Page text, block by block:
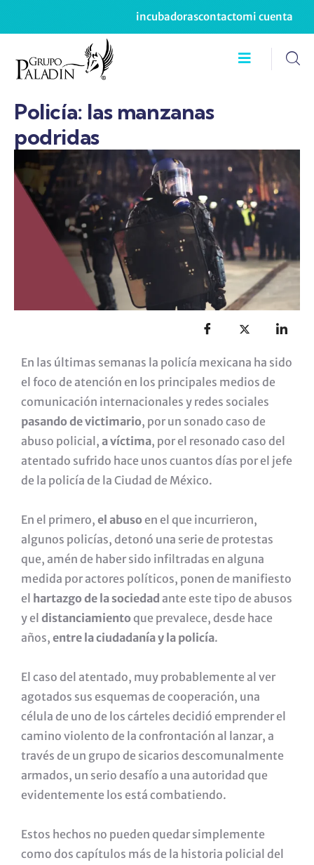
incubadorascontactomi cuenta
Policía: las manzanas
podridas
En las últimas semanas la policía mexicana ha sido
el foco de atención en los principales medios de
comunicación internacionales y redes sociales
pasando de victimario, por un sonado caso de
abuso policial, a víctima, por el resonado caso del
atentado sufrido hace unos cuantos días por el jefe
de la policía de la Ciudad de México.
En el primero, el abusoen el que incurrieron,
algunos policías, detonó una serie de protestas
que, amén de haber sido infiltradas en alguna
medida por actores políticos, ponen de manifiesto
el hartazgo de la sociedad ante este tipo de abusos
y el distanciamientoque prevalece, desde hace
años, entre la ciudadanía y la policía.
El caso del atentado, muy probablemente al ver
agotados sus esquemas de cooperación, una
célula de uno de los cárteles decidió emprender el
camino violento de la confrontación al lanzar, a
través de un grupo de sicarios descomunalmente
armados, un serio desafío a una autoridad que
evidentemente los está combatiendo.
Estos hechos no pueden quedar simplemente
como dos capítulos más de la historia policial del